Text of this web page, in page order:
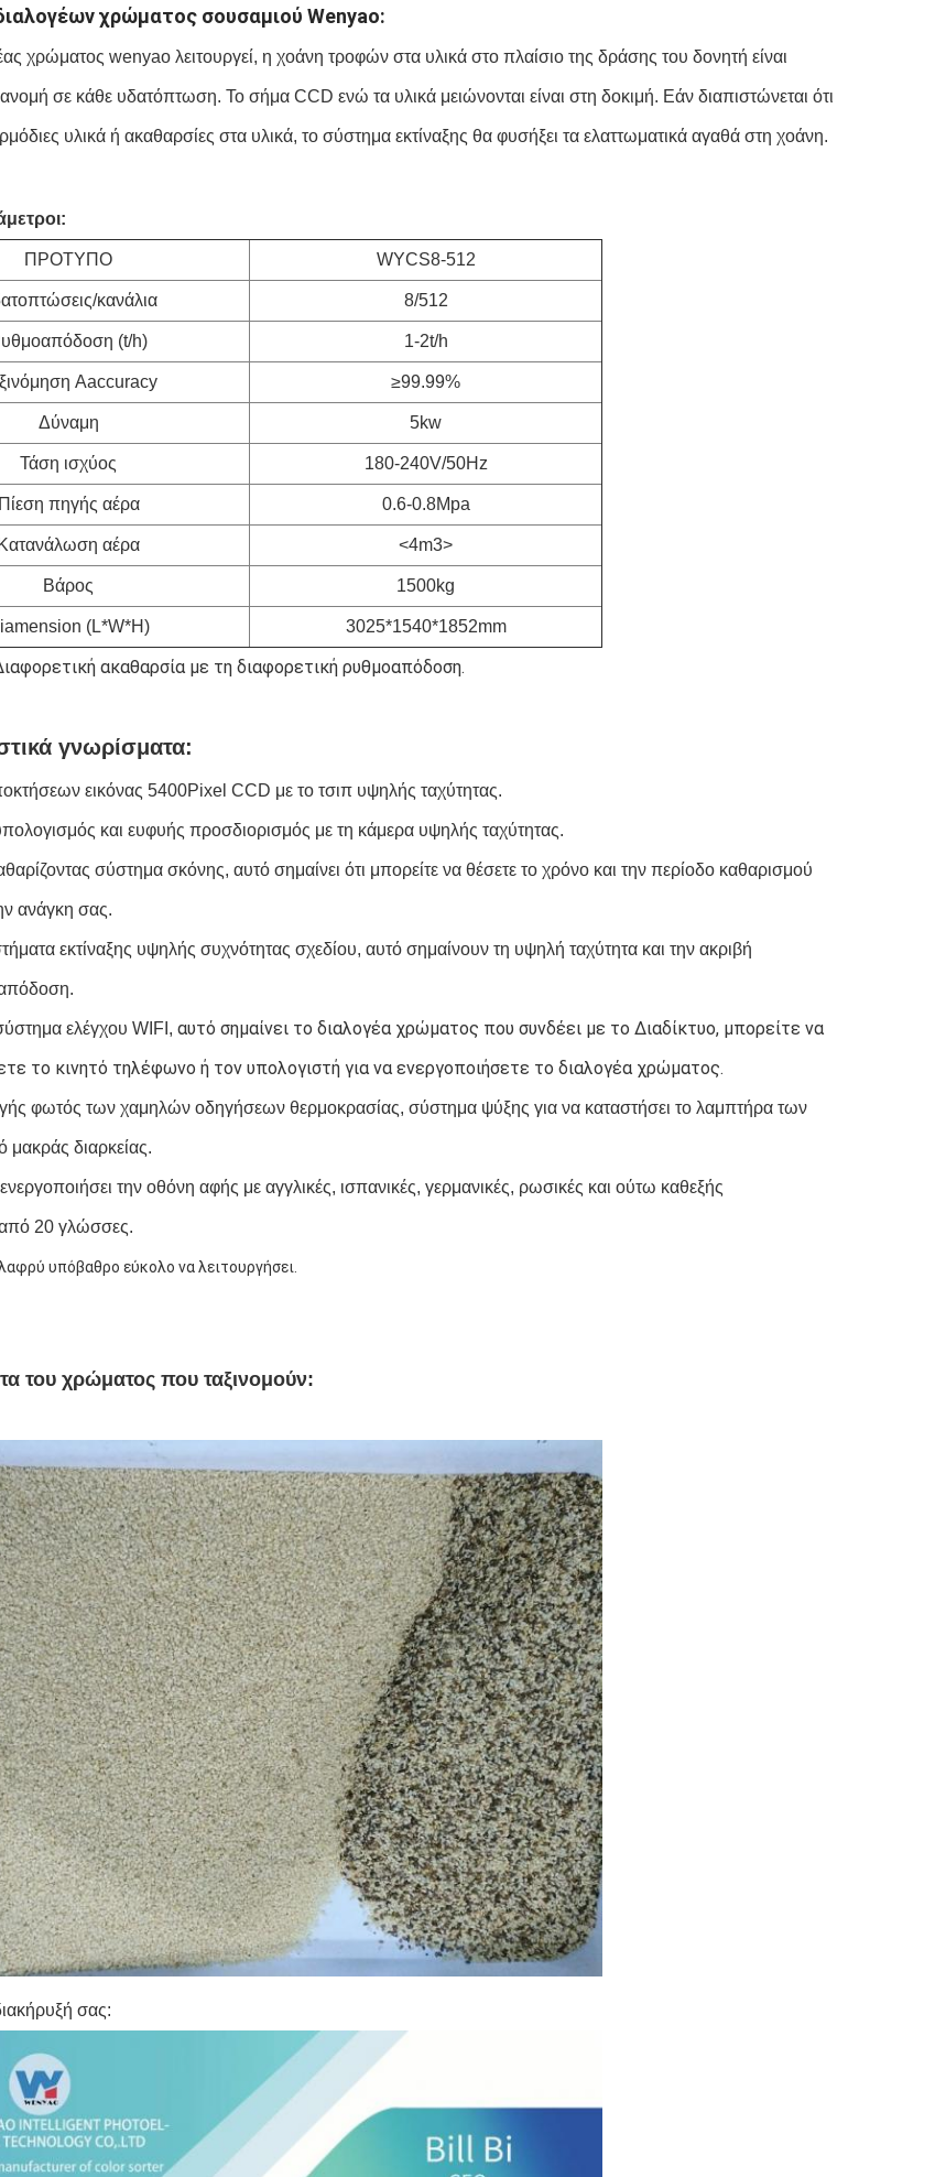
χρώματος σουσαμιού Wenyao:
χρώματος wenyao λειτουργεί, η χοάνη τροφών στα υλικά στο πλαίσιο της δράσης του δονητή είναι
σε κάθε υδατόπτωση. Το σήμα CCD ενώ τα υλικά μειώνονται είναι στη δοκιμή. Εάν διαπιστώνεται ότι
υλικά ή ακαθαρσίες στα υλικά, το σύστημα εκτίναξης θα φυσήξει τα ελαττωματικά αγαθά στη χοάνη.
ΠΡΟΤΥΠΟ WYCS8-512
κανάλια 8/512
(t/h) 1-2t/h
Aaccuracy ≥99.99%
Δύναμη 5kw
Τάση ισχύος 180-240V/50Hz
Πίεση πηγής αέρα 0.6-0.8Mpa
Κατανάλωση αέρα <4m3>
Βάρος 1500kg
(L*W*H) 3025*1540*1852mm
ακαθαρσία με τη διαφορετική ρυθμοαπόδοση.
γνωρίσματα:
εικόνας 5400Pixel CCD με το τσιπ υψηλής ταχύτητας.
και ευφυής προσδιορισμός με τη κάμερα υψηλής ταχύτητας.
σύστημα σκόνης, αυτό σημαίνει ότι μπορείτε να θέσετε το χρόνο και την περίοδο καθαρισμού
ανάγκη σας.
εκτίναξης υψηλής συχνότητας σχεδίου, αυτό σημαίνουν τη υψηλή ταχύτητα και την ακριβή
ελέγχου WIFI, αυτό σημαίνει το διαλογέα χρώματος που συνδέει με το Διαδίκτυο, μπορείτε να
το κινητό τηλέφωνο ή τον υπολογιστή για να ενεργοποιήσετε το διαλογέα χρώματος.
φωτός των χαμηλών οδηγήσεων θερμοκρασίας, σύστημα ψύξης για να καταστήσει το λαμπτήρα των
διαρκείας.
την οθόνη αφής με αγγλικές, ισπανικές, γερμανικές, ρωσικές και ούτω καθεξής
20 γλώσσες.
υπόβαθρο εύκολο να λειτουργήσει.
του χρώματος που ταξινομούν:
σας: